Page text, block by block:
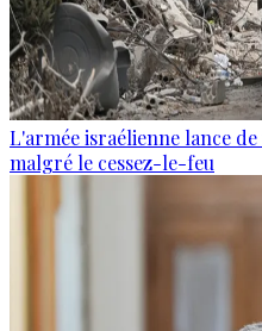
L'armée israélienne lance
malgré le cessez-le-feu